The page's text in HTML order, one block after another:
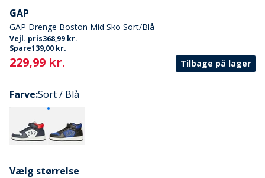
GAP
GAP Drenge Boston Mid Sko Sort/Blå
Vejl. pris368,99 kr.
Spare139,00 kr.
Current
229,99 kr. Tilbage på lager
Farve:Sort / Blå
Vælg størrelse